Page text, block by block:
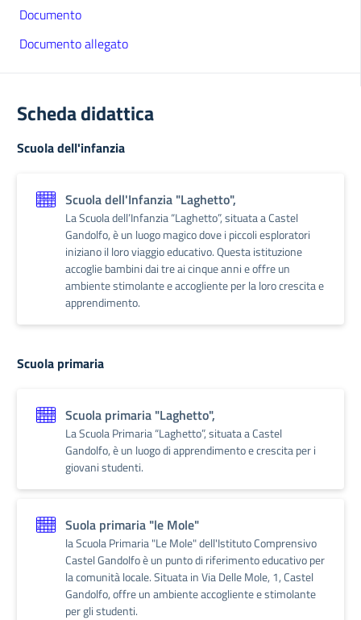
Documento
Documento allegato
Scheda didattica
Scuola dell'infanzia
Scuola dell'Infanzia "Laghetto",
La Scuola dell’Infanzia “Laghetto”, situata a Castel
Gandolfo, è un luogo magico dove i piccoli esploratori
iniziano il loro viaggio educativo. Questa istituzione
accoglie bambini dai tre ai cinque anni e offre un
ambiente stimolante e accogliente per la loro crescita e
apprendimento.
Scuola primaria
Scuola primaria "Laghetto",
La Scuola Primaria “Laghetto”, situata a Castel
Gandolfo, è un luogo di apprendimento e crescita per i
giovani studenti.
Suola primaria "le Mole"
la Scuola Primaria "Le Mole" dell'Istituto Comprensivo
Castel Gandolfo è un punto di riferimento educativo per
la comunità locale. Situata in Via Delle Mole, 1, Castel
Gandolfo, offre un ambiente accogliente e stimolante
per gli studenti.